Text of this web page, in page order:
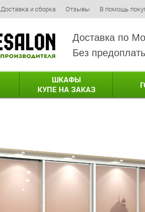
Доставка и сборка Отзывы В помощь
Доставка по
Без
ШКАФЫ
КУПЕ НА ЗАКАЗ